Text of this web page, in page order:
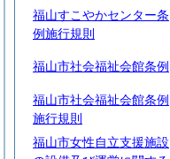
福山すこやかセンター条
例施行規則
福山市社会福祉会館条例
福山市社会福祉会館条例
施行規則
福山市女性自立支援施設